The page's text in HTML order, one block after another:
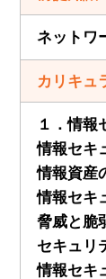
ネットワ
カリキュ
１．情報
情報セキ
情報資産
情報セキ
脅威と脆
セキュリ
情報セキ